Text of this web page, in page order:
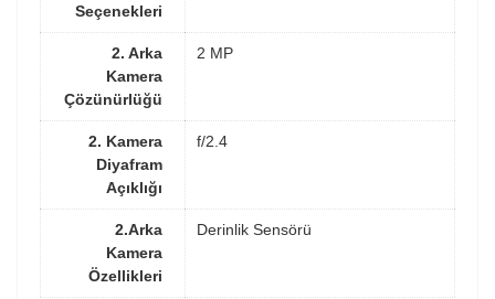
Seçenekleri
2. Arka
Kamera
Çözünürlüğü
2 MP
2. Kamera
Diyafram
Açıklığı
f/2.4
2.Arka
Kamera
Özellikleri
Derinlik Sensörü